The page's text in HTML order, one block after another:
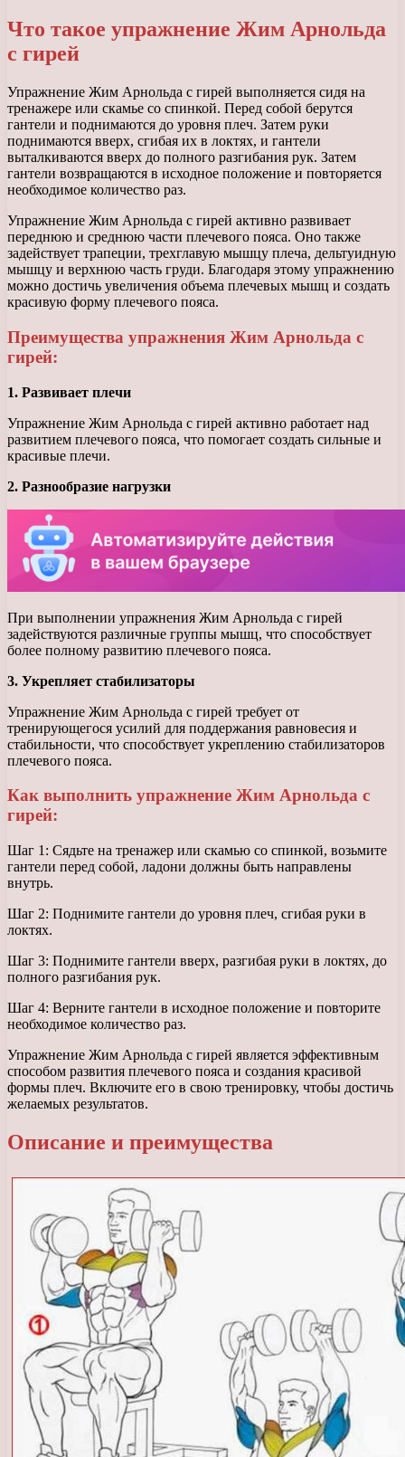
Что такое упражнение Жим Арнольда
с гирей
Упражнение Жим Арнольда с гирей выполняется сидя на
тренажере или скамье со спинкой. Перед собой берутся
гантели и поднимаются до уровня плеч. Затем руки
поднимаются вверх, сгибая их в локтях, и гантели
выталкиваются вверх до полного разгибания рук. Затем
гантели возвращаются в исходное положение и повторяется
необходимое количество раз.
Упражнение Жим Арнольда с гирей активно развивает
переднюю и среднюю части плечевого пояса. Оно также
задействует трапеции, трехглавую мышцу плеча, дельтуидную
мышцу и верхнюю часть груди. Благодаря этому упражнению
можно достичь увеличения объема плечевых мышц и создать
красивую форму плечевого пояса.
Преимущества упражнения Жим Арнольда с
гирей:
1. Развивает плечи
Упражнение Жим Арнольда с гирей активно работает над
развитием плечевого пояса, что помогает создать сильные и
красивые плечи.
2. Разнообразие нагрузки
При выполнении упражнения Жим Арнольда с гирей
задействуются различные группы мышц, что способствует
более полному развитию плечевого пояса.
3. Укрепляет стабилизаторы
Упражнение Жим Арнольда с гирей требует от
тренирующегося усилий для поддержания равновесия и
стабильности, что способствует укреплению стабилизаторов
плечевого пояса.
Как выполнить упражнение Жим Арнольда с
гирей:
Шаг 1: Сядьте на тренажер или скамью со спинкой, возьмите
гантели перед собой, ладони должны быть направлены
внутрь.
Шаг 2: Поднимите гантели до уровня плеч, сгибая руки в
локтях.
Шаг 3: Поднимите гантели вверх, разгибая руки в локтях, до
полного разгибания рук.
Шаг 4: Верните гантели в исходное положение и повторите
необходимое количество раз.
Упражнение Жим Арнольда с гирей является эффективным
способом развития плечевого пояса и создания красивой
формы плеч. Включите его в свою тренировку, чтобы достичь
желаемых результатов.
Описание и преимущества